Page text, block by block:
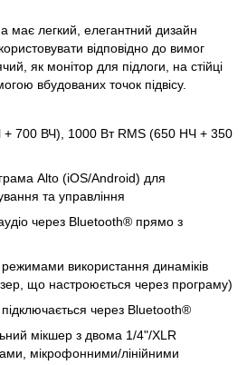
має легкий, елегантний дизайн
відповідно до вимог
як монітор для підлоги, на стійці
вбудованих точок підвісу.
+ 700 ВЧ), 1000 Вт RMS (650 НЧ + 350
Alto (iOS/Android) для
та управління
через Bluetooth® прямо з
використання динаміків
що настроюється через програму)
через Bluetooth®
мікшер з двома 1/4"/XLR
мікрофонними/лінійними